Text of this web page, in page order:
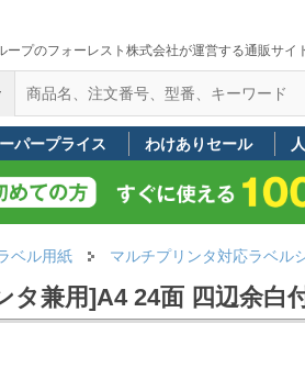
ープのフォーレスト株式会社が運営する通販サイ
パープライス わけありセール
ベル用紙 マルチプリンタ対応ラベル
兼用]A4 24面 四辺余白